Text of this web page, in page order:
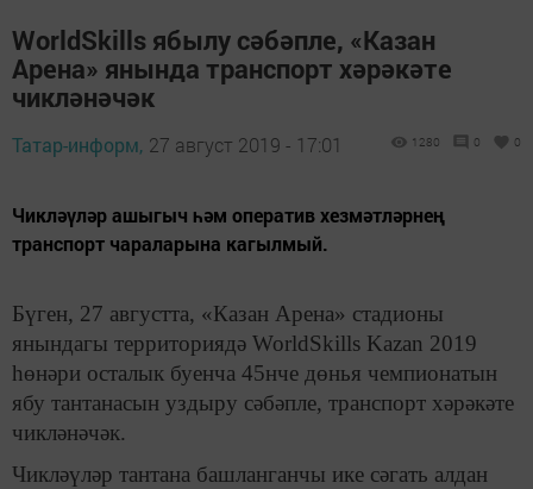
WorldSkills ябылу сәбәпле, «Казан
Арена» янында транспорт хәрәкәте
чикләнәчәк
Татар-информ, 27 август 2019 - 17:01 1280 0 0
Чикләүләр ашыгыч һәм оператив хезмәтләрнең
транспорт чараларына кагылмый.
Бүген, 27 августта, «Казан Арена» стадионы
янындагы территориядә WorldSkills Kazan 2019
һөнәри осталык буенча 45нче дөнья чемпионатын
ябу тантанасын уздыру сәбәпле, транспорт хәрәкәте
чикләнәчәк.
Чикләүләр тантана башланганчы ике сәгать алдан